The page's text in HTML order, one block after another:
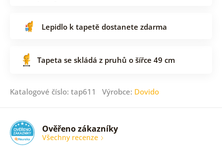
Lepidlo k tapetě dostanete zdarma
Tapeta se skládá z pruhů o šířce 49 cm
Katalogové číslo: tap611 Výrobce: Dovido
Ověřeno zákazníky
Všechny recenze